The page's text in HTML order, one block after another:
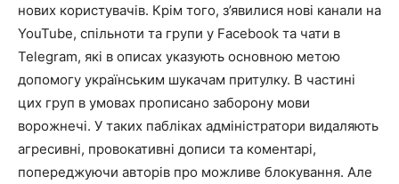
нових користувачів. Крім того, з’явилися нові канали на
YouTube, спільноти та групи у Facebook та чати в
Telegram, які в описах указують основною метою
допомогу українським шукачам притулку. В частині
цих груп в умовах прописано заборону мови
ворожнечі. У таких пабліках адміністратори видаляють
агресивні, провокативні дописи та коментарі,
попереджуючи авторів про можливе блокування. Але